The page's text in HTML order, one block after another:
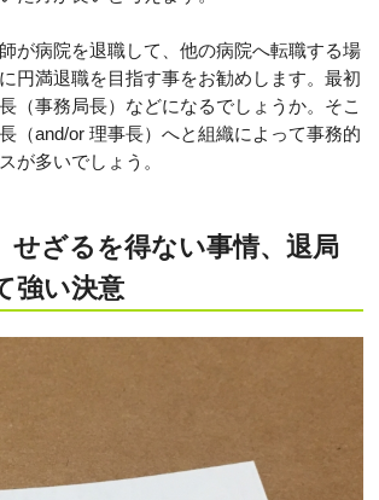
が病院を退職して、他の病院へ転職する場
円満退職を目指す事をお勧めします。最初
（事務局長）などになるでしょうか。そこ
（and/or 理事長）へと組織によって事務的
が多いでしょう。
せざるを得ない事情、退局
強い決意